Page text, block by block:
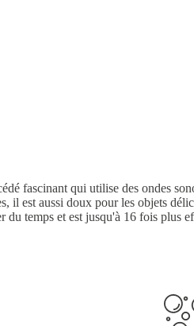
fascinant qui utilise des ondes
il est aussi doux pour les objets
du temps et est jusqu'à 16 fois plus